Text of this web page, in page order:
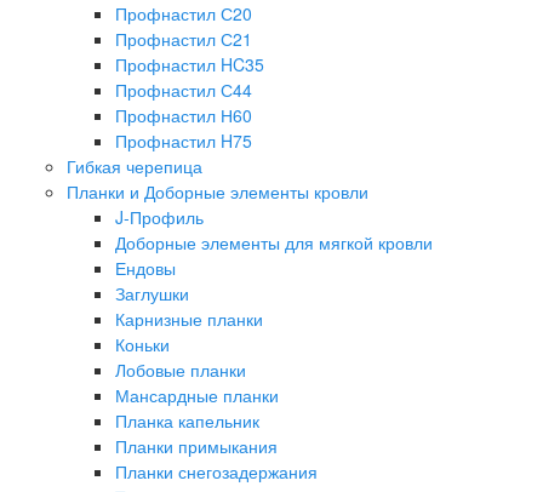
Профнастил С20
Профнастил С21
Профнастил HC35
Профнастил С44
Профнастил Н60
Профнастил H75
Гибкая черепица
Планки и Доборные элементы кровли
J-Профиль
Доборные элементы для мягкой кровли
Ендовы
Заглушки
Карнизные планки
Коньки
Лобовые планки
Мансардные планки
Планка капельник
Планки примыкания
Планки снегозадержания